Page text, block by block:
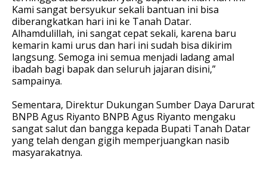
Kami sangat bersyukur sekali bantuan ini bisa
diberangkatkan hari ini ke Tanah Datar.
Alhamdulillah, ini sangat cepat sekali, karena baru
kemarin kami urus dan hari ini sudah bisa dikirim
langsung. Semoga ini semua menjadi ladang amal
ibadah bagi bapak dan seluruh jajaran disini,”
sampainya.
Sementara, Direktur Dukungan Sumber Daya Darurat
BNPB Agus Riyanto BNPB Agus Riyanto mengaku
sangat salut dan bangga kepada Bupati Tanah Datar
yang telah dengan gigih memperjuangkan nasib
masyarakatnya.